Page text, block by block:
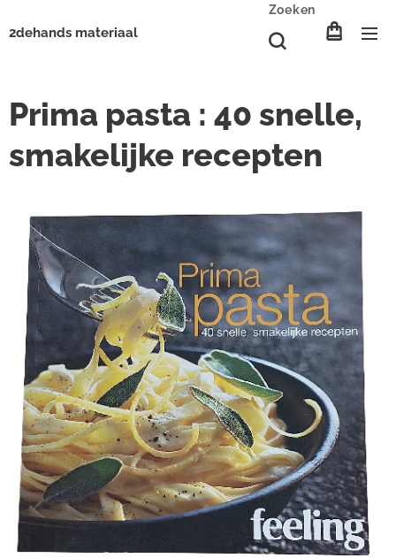
2dehands materiaal
Zoeken
Prima pasta : 40 snelle,
smakelijke recepten